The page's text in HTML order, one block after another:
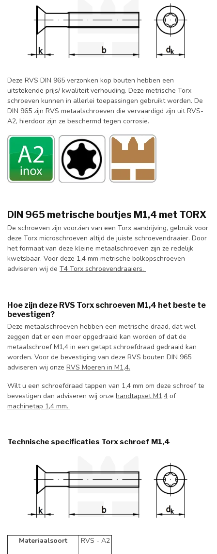
Deze RVS DIN 965 verzonken kop bouten hebben een
uitstekende prijs/ kwaliteit verhouding. Deze metrische Torx
schroeven kunnen in allerlei toepassingen gebruikt worden. De
DIN 965 zijn RVS metaalschroeven die vervaardigd zijn uit RVS-
A2, hierdoor zijn ze beschermd tegen corrosie.
DIN 965 metrische boutjes M1,4 met TORX
De schroeven zijn voorzien van een Torx aandrijving, gebruik voor
deze Torx microschroeven altijd de juiste schroevendraaier. Door
het formaat van deze kleine metaalschroeven zijn ze redelijk
kwetsbaar. Voor deze 1,4 mm metrische bolkopschroeven
adviseren wij de T4 Torx schroevendraaiers.
Hoe zijn deze RVS Torx schroeven M1,4 het beste te
bevestigen?
Deze metaalschroeven hebben een metrische draad, dat wel
zeggen dat er een moer opgedraaid kan worden of dat de
metaalschroef M1,4 in een getapt schroefdraad gedraaid kan
worden. Voor de bevestiging van deze RVS bouten DIN 965
adviseren wij onze RVS Moeren in M1,4.
Wilt u een schroefdraad tappen van 1,4 mm om deze schroef te
bevestigen dan adviseren wij onze handtapset M1,4 of
machinetap 1,4 mm.
Technische specificaties Torx schroef M1,4
Materiaalsoort RVS - A2